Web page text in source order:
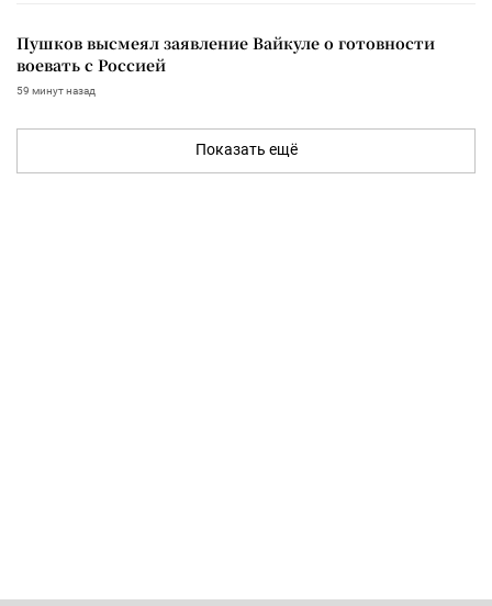
Пушков высмеял заявление Вайкуле о готовности
воевать с Россией
59 минут назад
Показать ещё